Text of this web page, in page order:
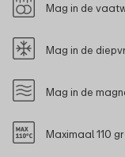
Mag in de
Mag in de
Mag in de
Maximaal 110